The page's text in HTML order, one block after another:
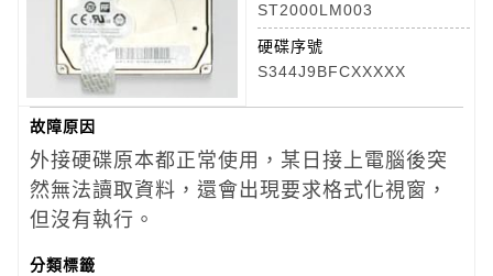
ST2000LM003
硬碟序號
S344J9BFCXXXXX
故障原因
外接硬碟原本都正常使用，某日接上電腦後突
然無法讀取資料，還會出現要求格式化視窗，
但沒有執行。
分類標籤